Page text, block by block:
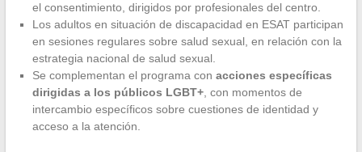
el consentimiento, dirigidos por profesionales del centro.
Los adultos en situación de discapacidad en ESAT participan
en sesiones regulares sobre salud sexual, en relación con la
estrategia nacional de salud sexual.
Se complementan el programa con acciones específicas
dirigidas a los públicos LGBT+, con momentos de
intercambio específicos sobre cuestiones de identidad y
acceso a la atención.